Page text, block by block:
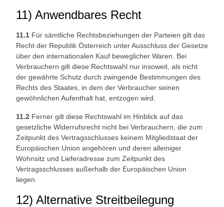
11) Anwendbares Recht
11.1 Für sämtliche Rechtsbeziehungen der Parteien gilt das
Recht der Republik Österreich unter Ausschluss der Gesetze
über den internationalen Kauf beweglicher Waren. Bei
Verbrauchern gilt diese Rechtswahl nur insoweit, als nicht
der gewährte Schutz durch zwingende Bestimmungen des
Rechts des Staates, in dem der Verbraucher seinen
gewöhnlichen Aufenthalt hat, entzogen wird.
11.2 Ferner gilt diese Rechtswahl im Hinblick auf das
gesetzliche Widerrufsrecht nicht bei Verbrauchern, die zum
Zeitpunkt des Vertragsschlusses keinem Mitgliedstaat der
Europäischen Union angehören und deren alleiniger
Wohnsitz und Lieferadresse zum Zeitpunkt des
Vertragsschlusses außerhalb der Europäischen Union
liegen.
12) Alternative Streitbeilegung